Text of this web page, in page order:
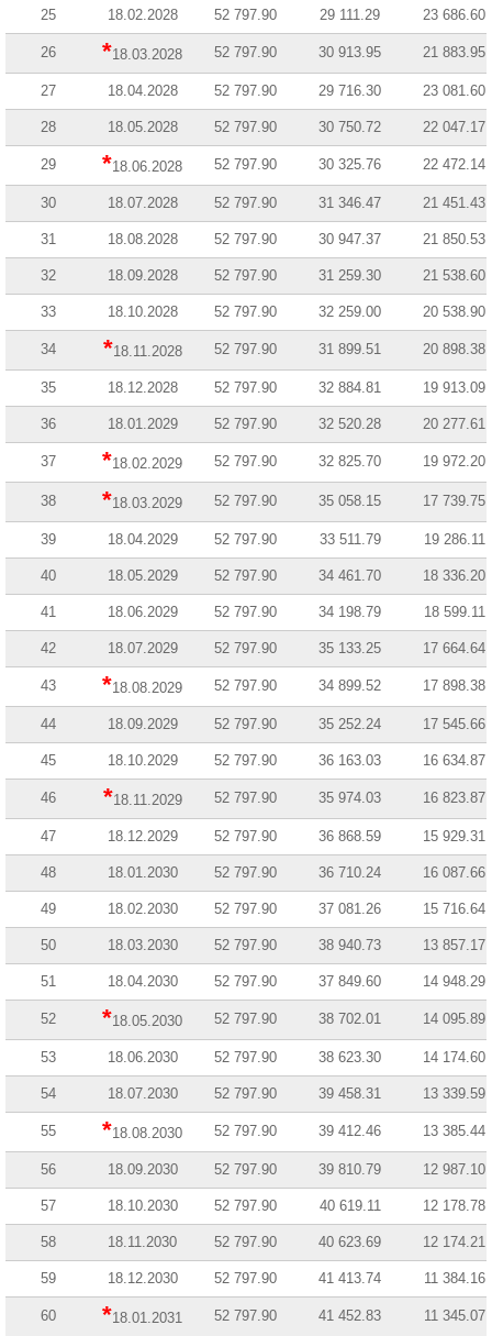
25 18.02.2028 52 797.90 29 111.29 23 686.60
26 *18.03.2028 52 797.90 30 913.95 21 883.95
27 18.04.2028 52 797.90 29 716.30 23 081.60
28 18.05.2028 52 797.90 30 750.72 22 047.17
29 *18.06.2028 52 797.90 30 325.76 22 472.14
30 18.07.2028 52 797.90 31 346.47 21 451.43
31 18.08.2028 52 797.90 30 947.37 21 850.53
32 18.09.2028 52 797.90 31 259.30 21 538.60
33 18.10.2028 52 797.90 32 259.00 20 538.90
34 *18.11.2028 52 797.90 31 899.51 20 898.38
35 18.12.2028 52 797.90 32 884.81 19 913.09
36 18.01.2029 52 797.90 32 520.28 20 277.61
37 *18.02.2029 52 797.90 32 825.70 19 972.20
38 *18.03.2029 52 797.90 35 058.15 17 739.75
39 18.04.2029 52 797.90 33 511.79 19 286.11
40 18.05.2029 52 797.90 34 461.70 18 336.20
41 18.06.2029 52 797.90 34 198.79 18 599.11
42 18.07.2029 52 797.90 35 133.25 17 664.64
43 *18.08.2029 52 797.90 34 899.52 17 898.38
44 18.09.2029 52 797.90 35 252.24 17 545.66
45 18.10.2029 52 797.90 36 163.03 16 634.87
46 *18.11.2029 52 797.90 35 974.03 16 823.87
47 18.12.2029 52 797.90 36 868.59 15 929.31
48 18.01.2030 52 797.90 36 710.24 16 087.66
49 18.02.2030 52 797.90 37 081.26 15 716.64
50 18.03.2030 52 797.90 38 940.73 13 857.17
51 18.04.2030 52 797.90 37 849.60 14 948.29
52 *18.05.2030 52 797.90 38 702.01 14 095.89
53 18.06.2030 52 797.90 38 623.30 14 174.60
54 18.07.2030 52 797.90 39 458.31 13 339.59
55 *18.08.2030 52 797.90 39 412.46 13 385.44
56 18.09.2030 52 797.90 39 810.79 12 987.10
57 18.10.2030 52 797.90 40 619.11 12 178.78
58 18.11.2030 52 797.90 40 623.69 12 174.21
59 18.12.2030 52 797.90 41 413.74 11 384.16
60 *18.01.2031 52 797.90 41 452.83 11 345.07